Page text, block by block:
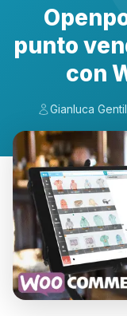
punto
con
Gianluca